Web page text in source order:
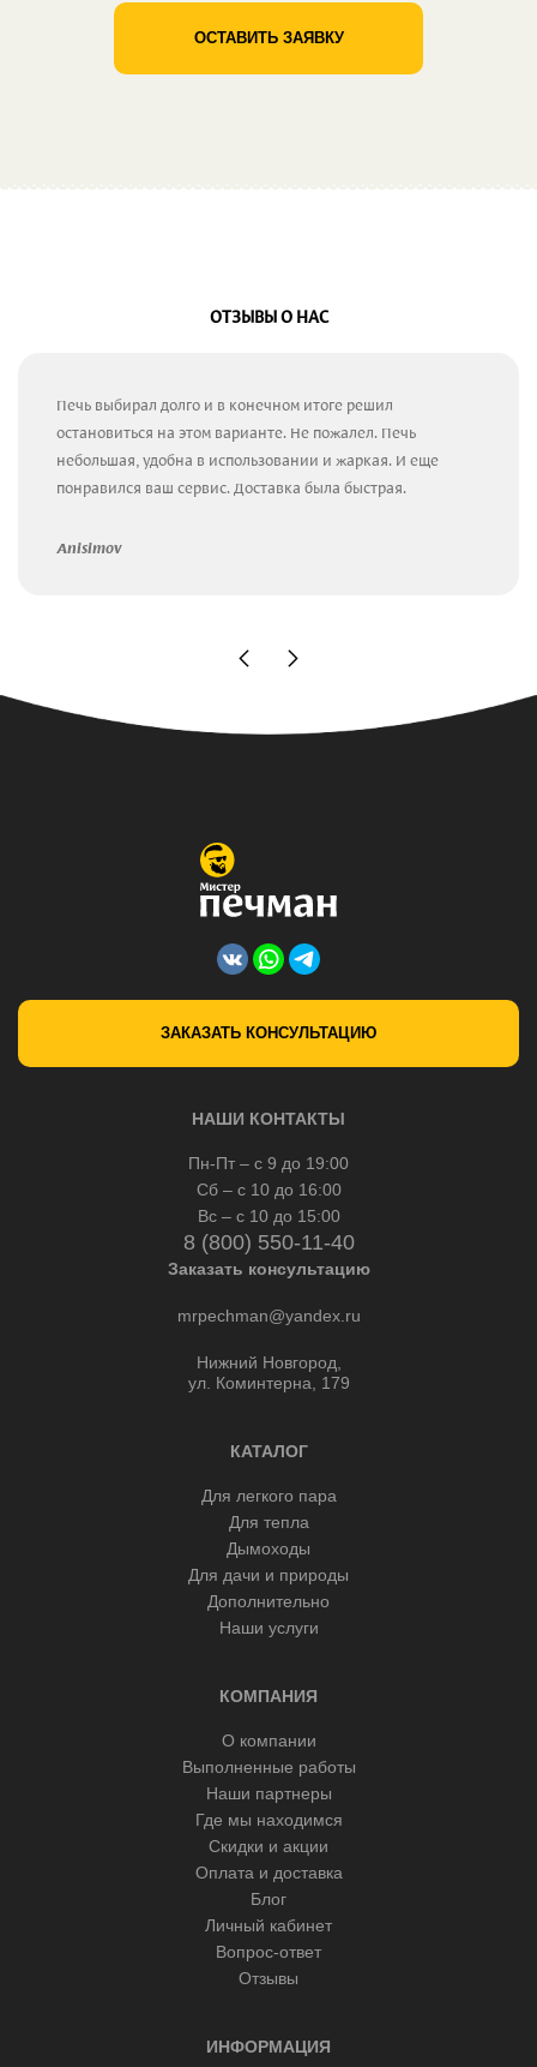
ОСТАВИТЬ ЗАЯВКУ
ОТЗЫВЫ О НАС
Печь выбирал долго и в конечном итоге решил
остановиться на этом варианте. Не пожалел. Печь
небольшая, удобна в использовании и жаркая. И еще
понравился ваш сервис. Доставка была быстрая.
Anisimov
ЗАКАЗАТЬ КОНСУЛЬТАЦИЮ
НАШИ КОНТАКТЫ
Пн-Пт – с 9 до 19:00
Сб – с 10 до 16:00
Вс – с 10 до 15:00
8 (800) 550-11-40
Заказать консультацию
mrpechman@yandex.ru
Нижний Новгород,
ул. Коминтерна, 179
КАТАЛОГ
Для легкого пара
Для тепла
Дымоходы
Для дачи и природы
Дополнительно
Наши услуги
КОМПАНИЯ
О компании
Выполненные работы
Наши партнеры
Где мы находимся
Скидки и акции
Оплата и доставка
Блог
Личный кабинет
Вопрос-ответ
Отзывы
ИНФОРМАЦИЯ